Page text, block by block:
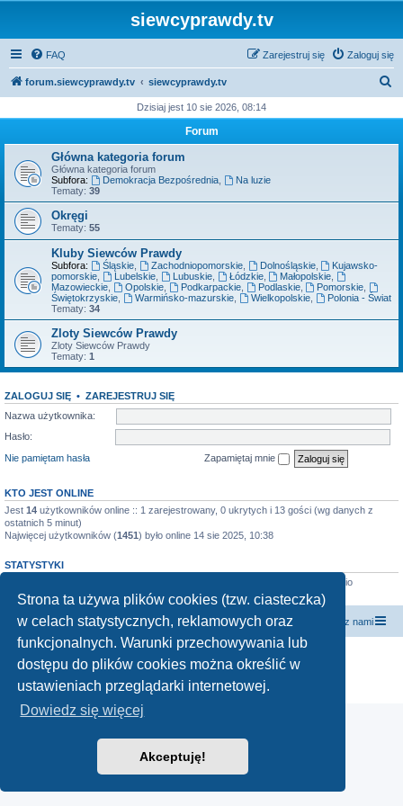
Strona ta używa plików cookies (tzw. ciasteczka)
w celach statystycznych, reklamowych oraz
funkcjonalnych. Warunki przechowywania lub
dostępu do plików cookies można określić w
ustawieniach przeglądarki internetowej.
Dowiedz się więcej
Akceptuję!
siewcyprawdy.tv
FAQ Zaloguj się
Zarejestruj się
forum.siewcyprawdy.tv siewcyprawdy.tv
k
Dzisiaj jest 10 sie 2026, 08:14
Forum
Główna kategoria forum
Główna kategoria forum
Subfora:
Demokracja Bezpośrednia,
Na luzie
Tematy: 39
Okręgi
Tematy: 55
Kluby Siewców Prawdy
Subfora: Śląskie, Zachodniopomorskie, Dolnośląskie,
Kujawsko-
pomorskie
Lubelskie, Lubuskie, Łódzkie, Małopolskie
Mazowieckie
Opolskie, Podkarpackie, Podlaskie, Pomorskie
Świętokrzyskie
Warmińsko-mazurskie, Wielkopolskie,
Polonia - Świat
Tematy: 34
Zloty Siewców Prawdy
Zloty Siewców Prawdy
Tematy: 1
ZALOGUJ SIĘ • ZAREJESTRUJ SIĘ
Nazwa użytkownika:
Hasło:
Nie pamiętam hasła
Zapamiętaj mnie
KTO JEST ONLINE
Jest 14 użytkowników online :: 1 zarejestrowany, 0 ukrytych i 13 gości (wg danych z
ostatnich 5 minut)
Najwięcej użytkowników (1451) było online 14 sie 2025, 10:38
STATYSTYKI
• Ostatnio
zarejestrowany użytkownik: yatzeck
forum.siewcyprawdy.tv siewcyprawdy.tv Kontakt z nami
Technologię dostarcza phpBB
® Forum Software © phpBB Limited
Polski pakiet językowy dostarczaphpBB.pl
Zasady ochrony danych osobowych|Regulamin